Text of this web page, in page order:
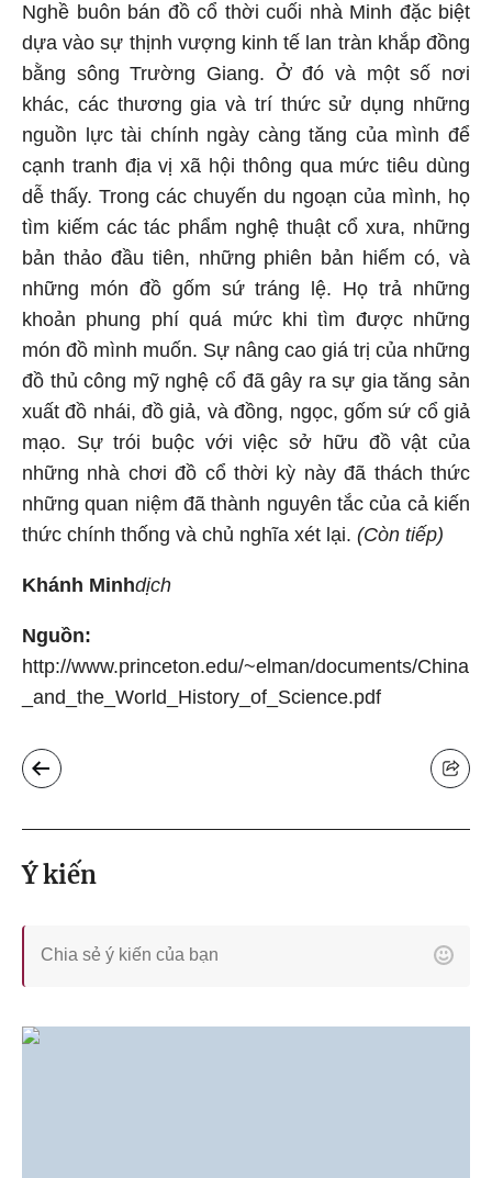
Nghề buôn bán đồ cổ thời cuối nhà Minh đặc biệt
dựa vào sự thịnh vượng kinh tế lan tràn khắp đồng
bằng sông Trường Giang. Ở đó và một số nơi
khác, các thương gia và trí thức sử dụng những
nguồn lực tài chính ngày càng tăng của mình để
cạnh tranh địa vị xã hội thông qua mức tiêu dùng
dễ thấy. Trong các chuyến du ngoạn của mình, họ
tìm kiếm các tác phẩm nghệ thuật cổ xưa, những
bản thảo đầu tiên, những phiên bản hiếm có, và
những món đồ gốm sứ tráng lệ. Họ trả những
khoản phung phí quá mức khi tìm được những
món đồ mình muốn. Sự nâng cao giá trị của những
đồ thủ công mỹ nghệ cổ đã gây ra sự gia tăng sản
xuất đồ nhái, đồ giả, và đồng, ngọc, gốm sứ cổ giả
mạo. Sự trói buộc với việc sở hữu đồ vật của
những nhà chơi đồ cổ thời kỳ này đã thách thức
những quan niệm đã thành nguyên tắc của cả kiến
thức chính thống và chủ nghĩa xét lại. (Còn tiếp)
Khánh Minhdịch
Nguồn:
http://www.princeton.edu/~elman/documents/China
_and_the_World_History_of_Science.pdf
Ý kiến